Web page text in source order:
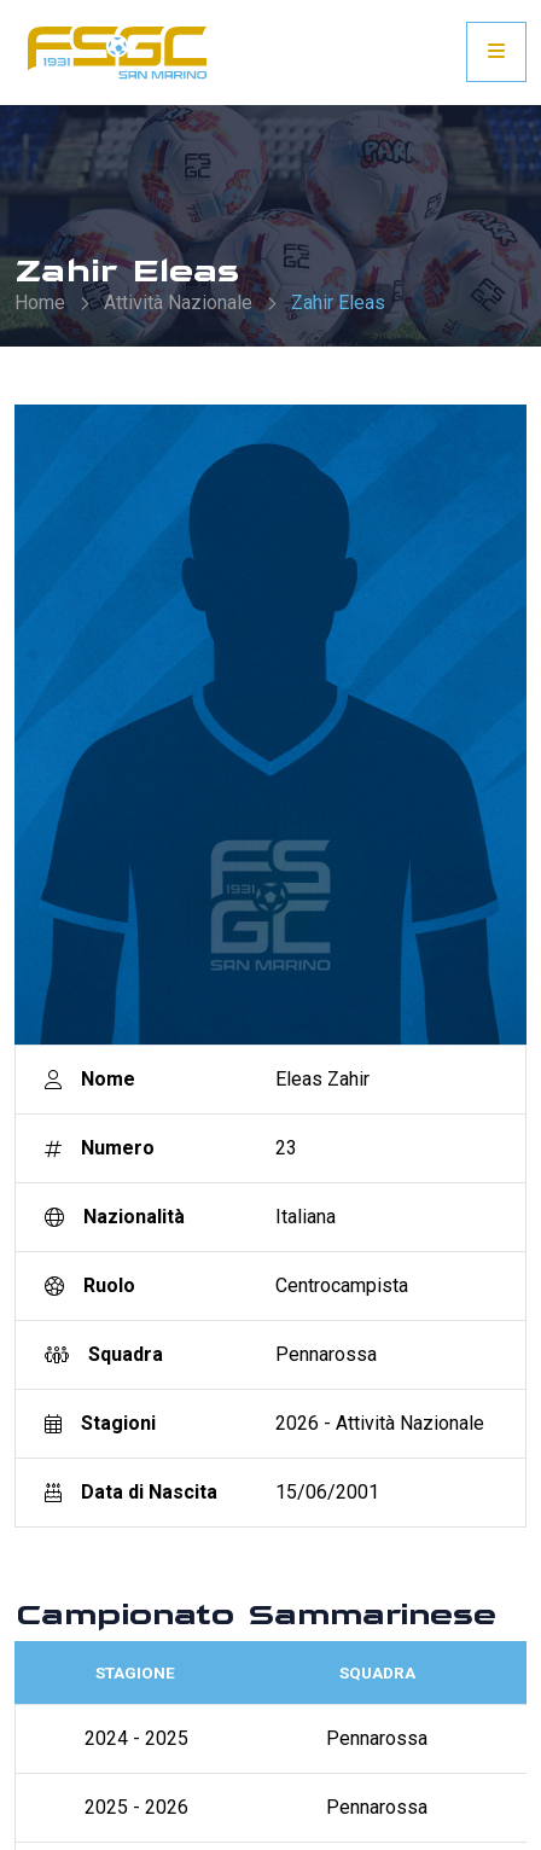
Zahir Eleas
Home Attività Nazionale Zahir Eleas
Nome Eleas Zahir
Numero 23
Nazionalità Italiana
Ruolo Centrocampista
Squadra Pennarossa
Stagioni 2026 - Attività Nazionale
Data di Nascita 15/06/2001
Campionato Sammarinese
STAGIONE SQUADRA
2024 - 2025 Pennarossa
2025 - 2026 Pennarossa